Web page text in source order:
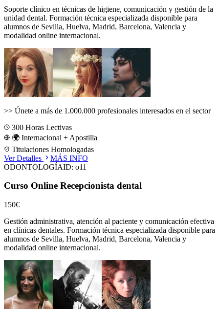
Soporte clínico en técnicas de higiene, comunicación y gestión de la
unidad dental. Formación técnica especializada disponible para
alumnos de Sevilla, Huelva, Madrid, Barcelona, Valencia y
modalidad online internacional.
>> Únete a más de 1.000.000 profesionales interesados en el sector
300 Horas Lectivas
🌍 Internacional + Apostilla
Titulaciones Homologadas
Ver Detalles
MÁS INFO
ODONTOLOGÍAID: o11
Curso Online Recepcionista dental
150€
Gestión administrativa, atención al paciente y comunicación efectiva
en clínicas dentales. Formación técnica especializada disponible para
alumnos de Sevilla, Huelva, Madrid, Barcelona, Valencia y
modalidad online internacional.